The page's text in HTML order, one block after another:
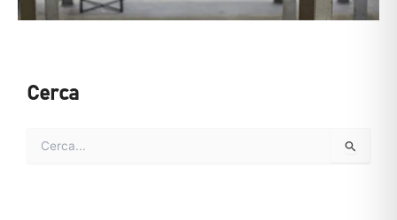
Cerca